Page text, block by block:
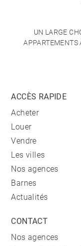
UN LARGE
APPARTEMENTS
ACCÈS RAPIDE
Acheter
Louer
Vendre
Les villes
Nos agences
Barnes
Actualités
CONTACT
Nos agences